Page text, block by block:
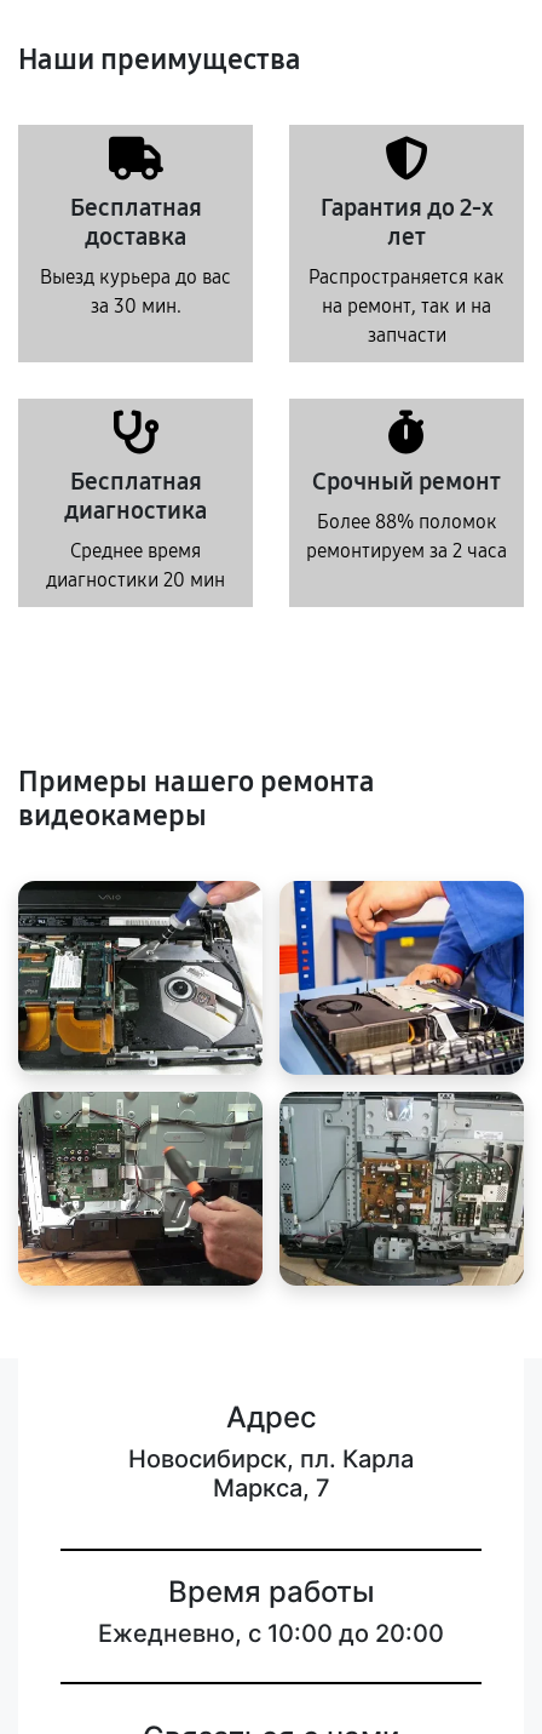
Наши преимущества
Бесплатная
доставка
Выезд курьера до вас
за 30 мин.
Гарантия до 2-х
лет
Распространяется как
на ремонт, так и на
запчасти
Бесплатная
диагностика
Среднее время
диагностики 20 мин
Срочный ремонт
Более 88% поломок
ремонтируем за 2 часа
Примеры нашего ремонта
видеокамеры
Адрес
Новосибирск, пл. Карла
Маркса, 7
Время работы
Ежедневно, с 10:00 до 20:00